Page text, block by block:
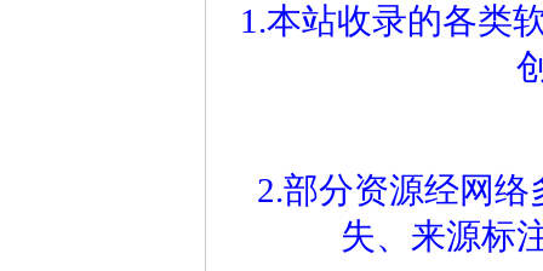
1.本站收录的各类
2.部分资源经网
失、来源标